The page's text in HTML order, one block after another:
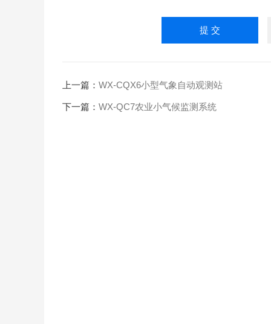
上一篇： WX-CQX6小型气象自动观测站
下一篇： WX-QC7农业小气候监测系统